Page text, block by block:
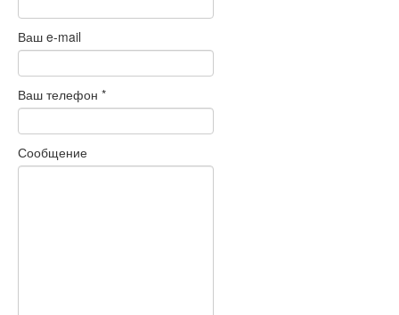
Ваш e-mail
Ваш телефон *
Сообщение